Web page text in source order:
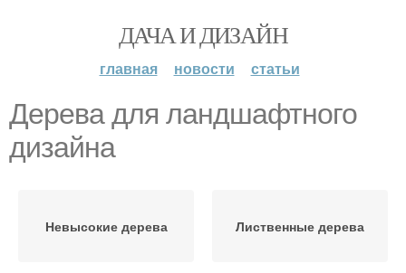
ДАЧА И ДИЗАЙН
главная новости статьи
Дерева для ландшафтного
дизайна
Невысокие дерева Лиственные дерева